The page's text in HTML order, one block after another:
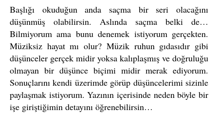
Başlığı okuduğun anda saçma bir seri olacağını
düşünmüş olabilirsin. Aslında saçma belki de…
Bilmiyorum ama bunu denemek istiyorum gerçekten.
Müziksiz hayat mı olur? Müzik ruhun gıdasıdır gibi
düşünceler gerçek midir yoksa kalıplaşmış ve doğruluğu
olmayan bir düşünce biçimi midir merak ediyorum.
Sonuçlarını kendi üzerimde görüp düşüncelerimi sizinle
paylaşmak istiyorum. Yazının içerisinde neden böyle bir
işe giriştiğimin detayını öğrenebilirsin…